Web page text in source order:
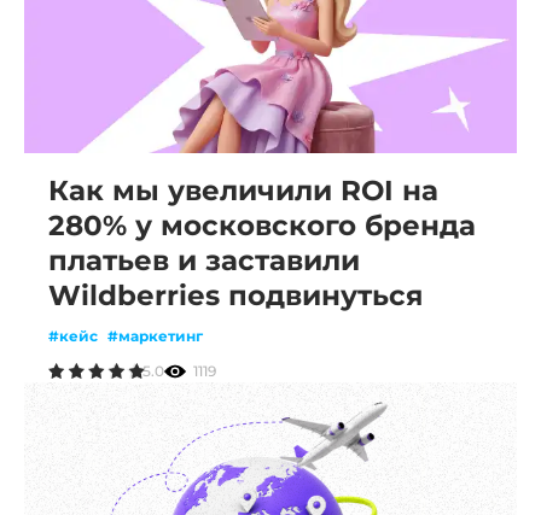
Как мы увеличили ROI на
280% у московского бренда
платьев и заставили
Wildberries подвинуться
#кейс #маркетинг
5.0
1119